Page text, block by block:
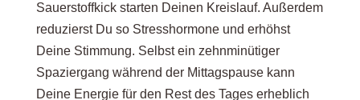
Sauerstoffkick starten Deinen Kreislauf. Außerdem
reduzierst Du so Stresshormone und erhöhst
Deine Stimmung. Selbst ein zehnminütiger
Spaziergang während der Mittagspause kann
Deine Energie für den Rest des Tages erheblich